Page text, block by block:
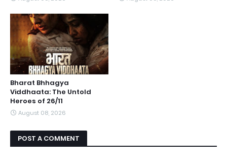
Bharat Bhhagya
Viddhaata: The Untold
Heroes of 26/11
August 08, 2026
POST A COMMENT